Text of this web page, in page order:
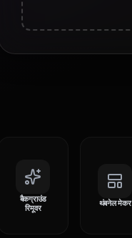
बैकग्राउंड
रिमूवर
थंबनेल मेकर